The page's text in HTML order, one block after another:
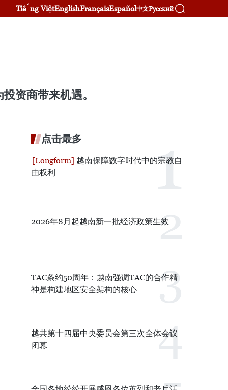
Tiếng ViệtEnglishFrançaisEspañol中文Русский
资商带来机遇。
点击最多
越南保障数字时代中的宗教自
由权利
2026年8月起越南新一批经济政策生效
TAC条约50周年：越南强调TAC的合作精
神是构建地区安全架构的核心
越共第十四届中央委员会第三次全体会议
闭幕